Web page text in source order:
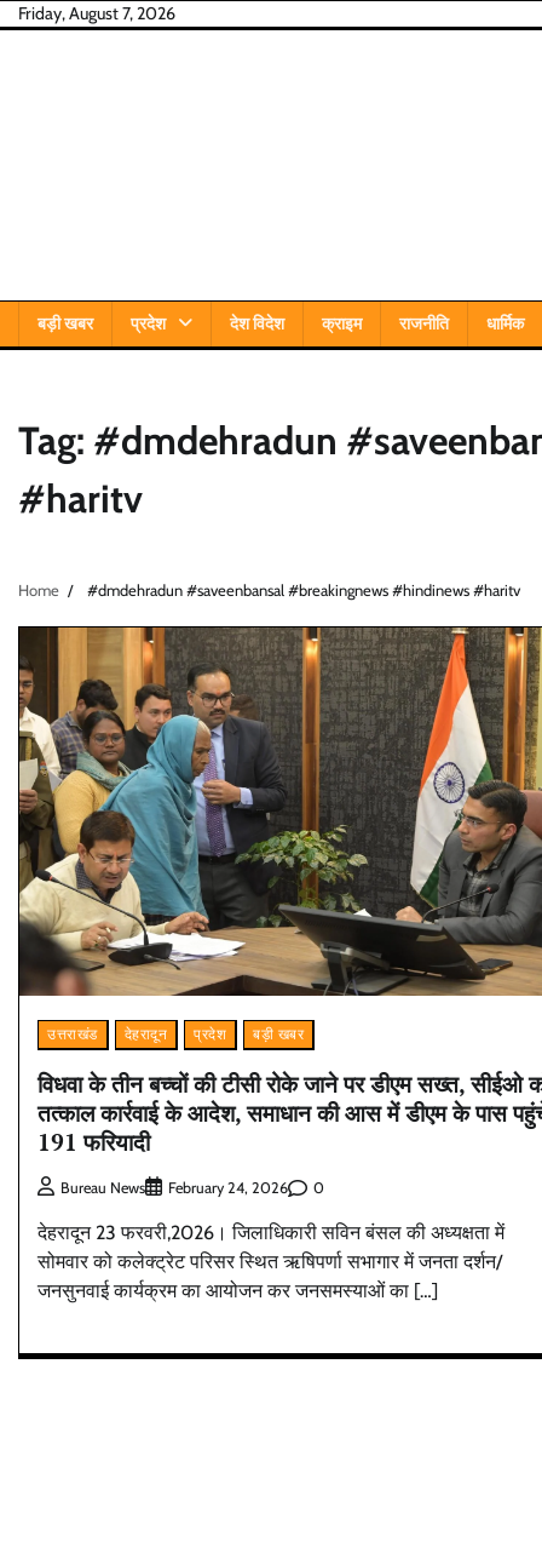
SkipFriday, August 7, 2026
बड़ी खबर प्रदेश देश विदेश क्राइम राजनीति धार्मिक
Tag: #dmdehradun
#haritv
Home #dmdehradun #saveenbansal #breakingnews #hindinews #haritv
उत्तराखंड देहरादून प्रदेश बड़ी खबर
विधवा के तीन बच्चों की टीसी रोके जाने पर डीएम सख्त, सीईओ
तत्काल कार्रवाई के आदेश, समाधान की आस में डीएम के पास
191 फरियादी
Bureau News February 24, 2026 0
देहरादून 23 फरवरी,2026। जिलाधिकारी सविन बंसल की अध्यक्षता में
सोमवार को कलेक्ट्रेट परिसर स्थित ऋषिपर्णा सभागार में जनता दर्शन/
जनसुनवाई कार्यक्रम का आयोजन कर जनसमस्याओं का […]